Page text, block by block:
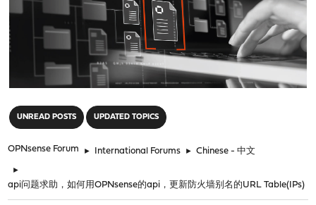
UNREAD POSTS UPDATED TOPICS
OPNsense Forum ► International Forums ► Chinese - 中文
►
api问题求助，如何用OPNsense的api，更新防火墙别名的URL Table(IPs)